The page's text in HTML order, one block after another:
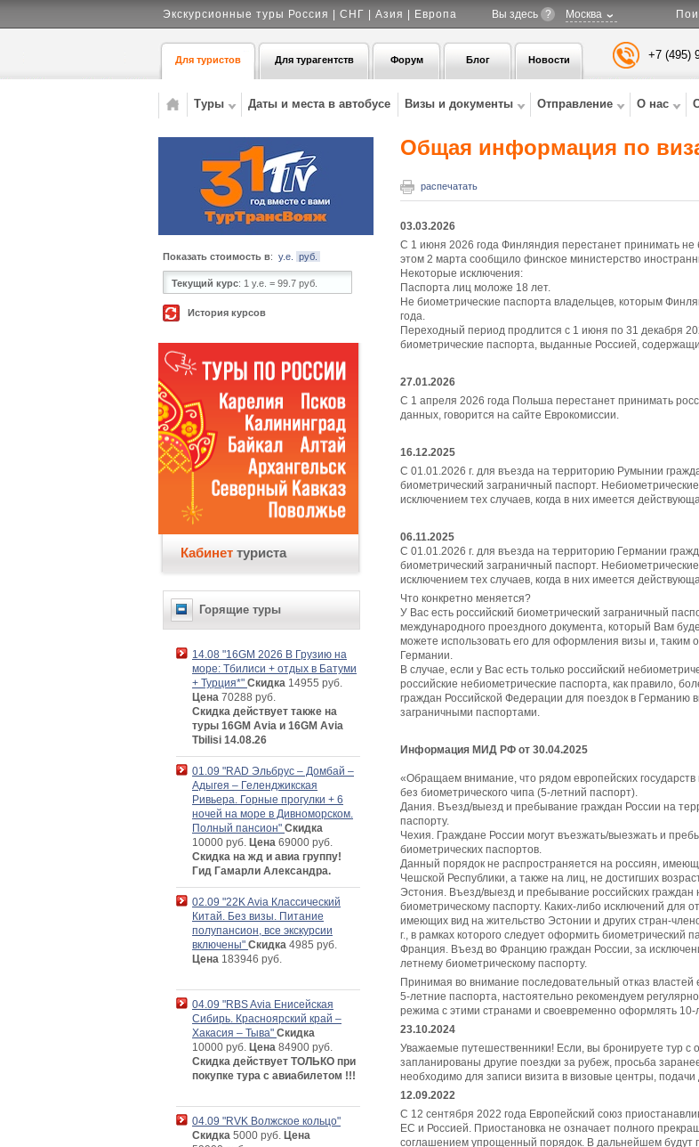
Экскурсионные туры Россия | СНГ | Азия | Европа Вы здесь ? Москва
Для туристов Для турагентств Форум Блог Новости +7 (495)
Туры Даты и места в автобусе Визы и документы Отправление О нас
Показать стоимость в: у.е. руб.
Текущий курс: 1 у.е. = 99.7 руб.
История курсов
Кабинет туриста
Горящие туры
14.08 "16GM 2026 В Грузию на
море: Тбилиси + отдых в Батуми
+ Турция*" Скидка 14955 руб.
Цена 70288 руб.
Скидка действует также на
туры 16GM Avia и 16GM Avia
Tbilisi 14.08.26
01.09 "RAD Эльбрус – Домбай –
Адыгея – Геленджикская
Ривьера. Горные прогулки + 6
ночей на море в Дивноморском.
Полный пансион" Скидка
10000 руб. Цена 69000 руб.
Скидка на жд и авиа группу!
Гид Гамарли Александра.
02.09 "22K Avia Классический
Китай. Без визы. Питание
полупансион, все экскурсии
включены" Скидка 4985 руб.
Цена 183946 руб.
04.09 "RBS Avia Енисейская
Сибирь. Красноярский край –
Хакасия – Тыва" Скидка
10000 руб. Цена 84900 руб.
Скидка действует ТОЛЬКО при
покупке тура с авиабилетом !!!
04.09 "RVK Волжское кольцо"
Скидка 5000 руб. Цена
Общая информация по
распечатать
03.03.2026
С 1 июня 2026 года Финляндия перестанет принимать
этом 2 марта сообщило финское министерство
Некоторые исключения:
Паспорта лиц моложе 18 лет.
Не биометрические паспорта владельцев, которым
года.
Переходный период продлится с 1 июня по 31 декабря
биометрические паспорта, выданные Россией,
27.01.2026
С 1 апреля 2026 года Польша перестанет принимать
данных, говорится на сайте Еврокомиссии.
16.12.2025
C 01.01.2026 г. для въезда на территорию Румынии
биометрический заграничный паспорт.
исключением тех случаев, когда в них имеется
06.11.2025
C 01.01.2026 г. для въезда на территорию Германии
биометрический заграничный паспорт.
исключением тех случаев, когда в них имеется
Что конкретно меняется?
У Вас есть российский биометрический заграничный
международного проездного документа, который Вам
можете использовать его для оформления визы и,
Германии.
В случае, если у Вас есть только российский
российские небиометрические паспорта, как правило,
граждан Российской Федерации для поездок в Германию
заграничными паспортами.
Информация МИД РФ от 30.04.2025
«Обращаем внимание, что рядом европейских
без биометрического чипа (5-летний паспорт).
Дания. Въезд/выезд и пребывание граждан России на
паспорту.
Чехия. Граждане России могут въезжать/выезжать и
биометрических паспортов.
Данный порядок не распространяется на россиян,
Чешской Республики, а также на лиц, не достигших
Эстония. Въезд/выезд и пребывание российских
биометрическому паспорту. Каких-либо исключений для
имеющих вид на жительство Эстонии и других стран-
г., в рамках которого следует оформить биометрический
Франция. Въезд во Францию граждан России, за
летнему биометрическому паспорту.
Принимая во внимание последовательный отказ властей
5-летние паспорта, настоятельно рекомендуем
режима с этими странами и своевременно оформлять 10-
23.10.2024
Уважаемые путешественники! Если, вы бронируете тур
запланированы другие поездки за рубеж, просьба
необходимо для записи визита в визовые центры,
12.09.2022
C 12 сентября 2022 года Европейский союз
ЕС и Россией. Приостановка не означает полного
соглашением упрощенный порядок. В дальнейшем будут